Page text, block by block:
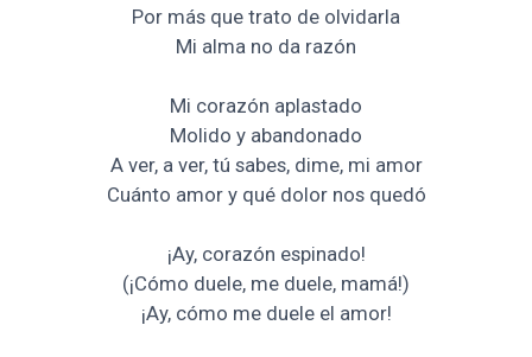
Por más que trato de olvidarla
Mi alma no da razón
Mi corazón aplastado
Molido y abandonado
A ver, a ver, tú sabes, dime, mi amor
Cuánto amor y qué dolor nos quedó
¡Ay, corazón espinado!
(¡Cómo duele, me duele, mamá!)
¡Ay, cómo me duele el amor!